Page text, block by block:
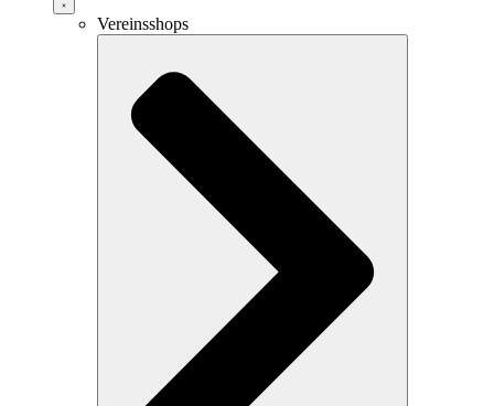
Vereinsshops